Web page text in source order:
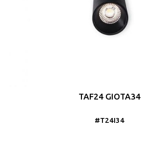
TAF24 GIOTA34
#T24I34